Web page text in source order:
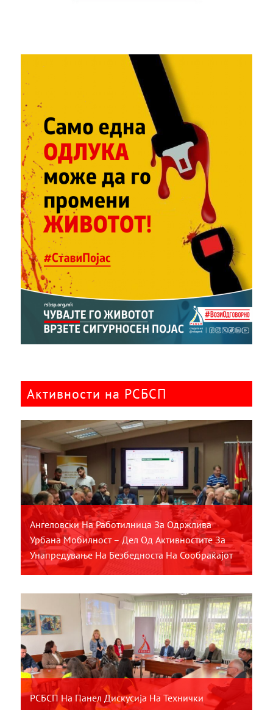
Активности на РСБСП
Ангеловски На Работилница За Одржлива
Урбана Мобилност – Дел Од Активностите За
Унапредување На Безбедноста На Сообраќајот
РСБСП На Панел Дискусија На Технички